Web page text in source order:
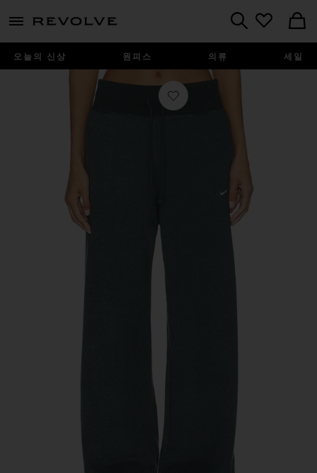
menu - shows more content
오늘의 신상 원피스 의류 세일
찜상품 팬츠